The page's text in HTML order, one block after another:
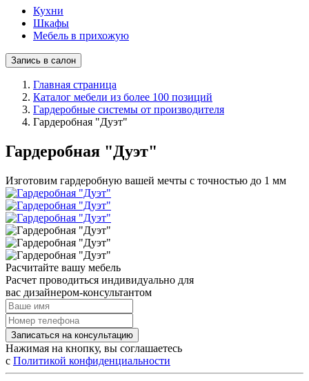
Кухни
Шкафы
Мебель в прихожую
Запись в салон
Главная страница
Каталог мебели из более 100 позиций
Гардеробные системы от производителя
Гардеробная "Дуэт"
Гардеробная "Дуэт"
Изготовим гардеробную вашей мечты с точностью до 1 мм
Расчитайте вашу мебель
Расчет проводиться индивидуально для
вас дизайнером-консультантом
Записаться на консультацию
Нажимая на кнопку, вы соглашаетесь
с Политикой конфиденциальности